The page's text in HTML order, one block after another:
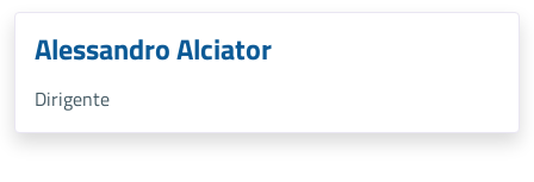
Alessandro Alciator
Dirigente